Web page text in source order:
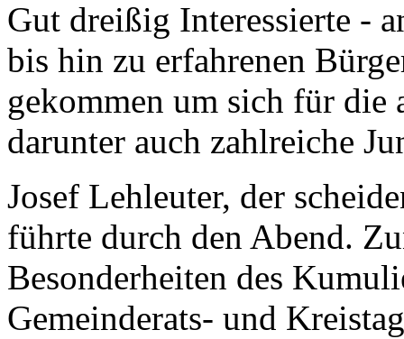
Gut dreißig Interessierte -
bis hin zu erfahrenen
gekommen um sich für die
darunter auch zahlreiche
Josef Lehleuter, der
führte durch den Abend.
Besonderheiten des
Gemeinderats- und